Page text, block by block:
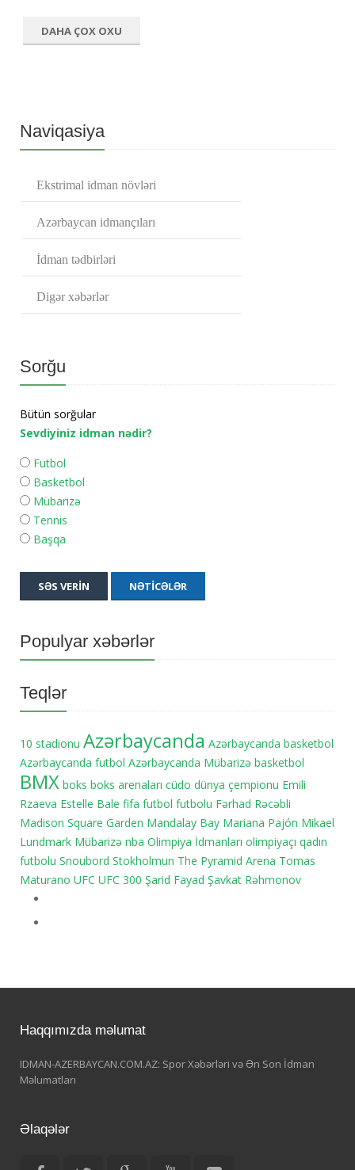
DAHA ÇOX OXU
Naviqasiya
Ekstrimal idman növləri
Azərbaycan idmançıları
İdman tədbirləri
Digər xəbərlər
Sorğu
Bütün sorğular
Sevdiyiniz idman nədir?
Futbol
Basketbol
Mübarizə
Tennis
Başqa
SƏS VERIN NƏTICƏLƏR
Populyar xəbərlər
Teqlər
10 stadionu Azərbaycanda Azərbaycanda basketbol
Azərbaycanda futbol Azərbaycanda Mübarizə basketbol
BMX boks boks arenaları cüdo dünya çempionu Emili
Rzaeva Estelle Bale fifa futbol futbolu Fərhad Rəcəbli
Madison Square Garden Mandalay Bay Mariana Pajón Mikael
Lundmark Mübarizə nba Olimpiya İdmanları olimpiyaçı qadın
futbolu Snoubord Stokholmun The Pyramid Arena Tomas
Maturano UFC UFC 300 Şarid Fayad Şavkat Rəhmonov
Haqqımızda məlumat
IDMAN-AZERBAYCAN.COM.AZ: Spor Xəbərləri və Ən Son İdman
Məlumatları
Əlaqələr